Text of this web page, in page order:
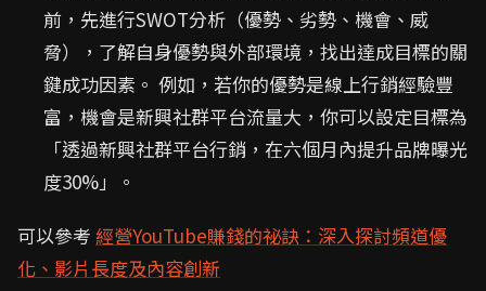
前，先進行SWOT分析（優勢、劣勢、機會、威
脅），了解自身優勢與外部環境，找出達成目標的關
鍵成功因素。 例如，若你的優勢是線上行銷經驗豐
富，機會是新興社群平台流量大，你可以設定目標為
「透過新興社群平台行銷，在六個月內提升品牌曝光
度30%」。
可以參考 經營YouTube賺錢的祕訣：深入探討頻道優
化、影片長度及內容創新